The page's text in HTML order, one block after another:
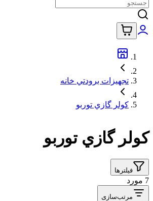
تجهيزات برودتي خانه
کولر گازي توربو
کولر گازي توربو
فیلترها
7 مورد
مرتب‌سازی